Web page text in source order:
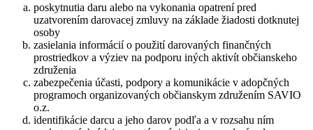
poskytnutia daru alebo na vykonania opatrení pred
uzatvorením darovacej zmluvy na základe žiadosti dotknutej
osoby
zasielania informácií o použití darovaných finančných
prostriedkov a výziev na podporu iných aktivít občianskeho
združenia
zabezpečenia účasti, podpory a komunikácie v adopčných
programoch organizovaných občianskym združením SAVIO
o.z.
identifikácie darcu a jeho darov podľa a v rozsahu ním